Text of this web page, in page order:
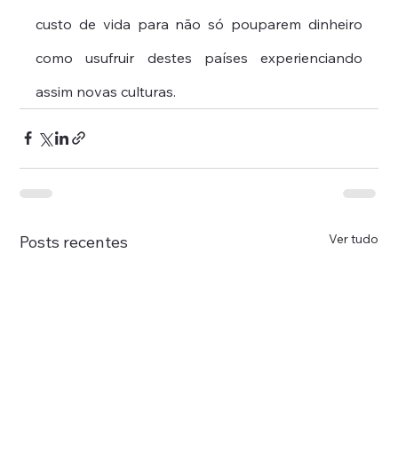
custo de vida para não só pouparem dinheiro
como usufruir destes países experienciando
assim novas culturas.
Posts recentes Ver tudo